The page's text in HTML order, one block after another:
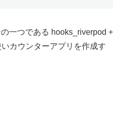
一つである hooks_riverpod +
カウンターアプリを作成す